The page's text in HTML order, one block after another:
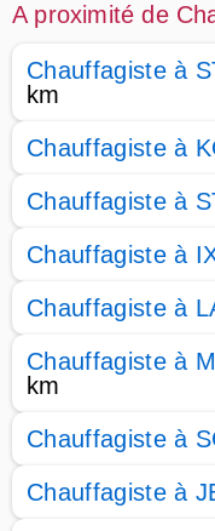
A proximité de
Chauffagiste à
km
Chauffagiste à
Chauffagiste à
Chauffagiste à
Chauffagiste à
Chauffagiste à
km
Chauffagiste à
Chauffagiste à